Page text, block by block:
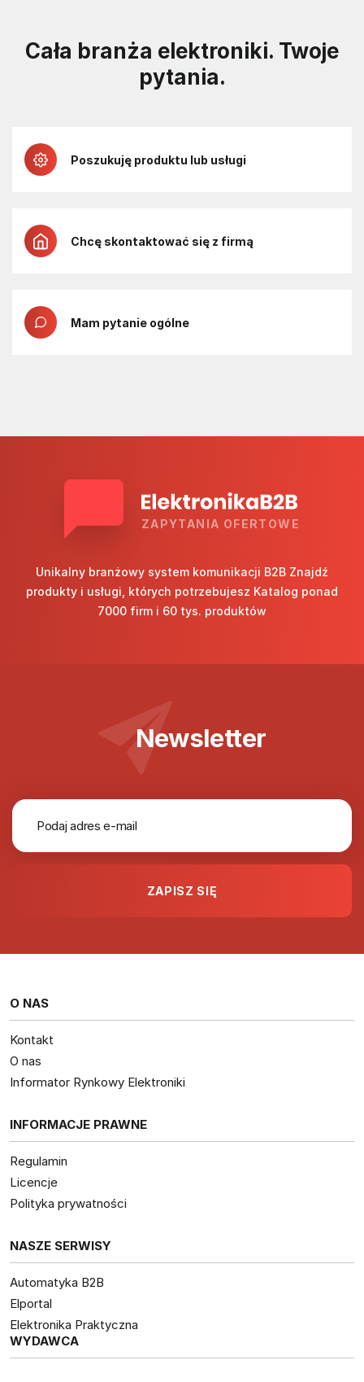
Cała branża elektroniki. Twoje
pytania.
Poszukuję produktu lub usługi
Chcę skontaktować się z firmą
Mam pytanie ogólne
ZAPYTANIA OFERTOWE
Unikalny branżowy system komunikacji B2B Znajdź
produkty i usługi, których potrzebujesz Katalog ponad
7000 firm i 60 tys. produktów
Newsletter
O NAS
Kontakt
O nas
Informator Rynkowy Elektroniki
INFORMACJE PRAWNE
Regulamin
Licencje
Polityka prywatności
NASZE SERWISY
Automatyka B2B
Elportal
Elektronika Praktyczna
WYDAWCA